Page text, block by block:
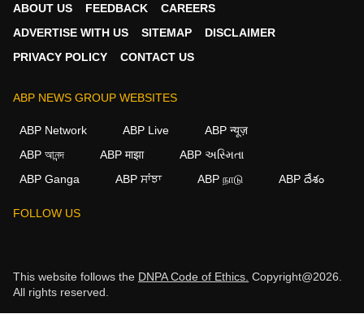
ABOUT US FEEDBACK
CAREERS
ADVERTISE WITH US
SITEMAP
DISCLAIMER
PRIVACY POLICY
CONTACT US
ABP NEWS GROUP WEBSITES
ABP Network ABP Live
ABP न्यूज़
ABP আনন্দ
ABP माझा
ABP અસ્મિતા
ABP Ganga
ABP ਸਾਂਝਾ ABP நாடு ABP దేశం
FOLLOW US
This website follows the DNPA Code of Ethics. Copyright@2026.
All rights reserved.